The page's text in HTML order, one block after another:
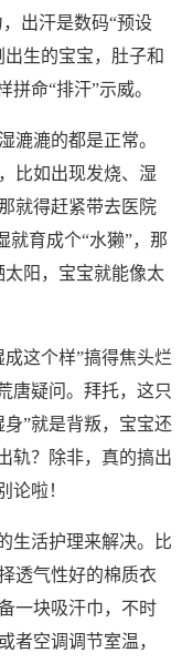
出汗是数码“预设
生的宝宝，肚子和
命“排汗”示威。
漉的都是正常。
比如出现发烧、湿
就得赶紧带去医院
就育成个“水獭”，那
阳，宝宝就能像太
这个样”搞得焦头烂
唐疑问。拜托，这只
”就是背叛，宝宝还
轨？除非，真的搞出
论啦！
生活护理来解决。比
透气性好的棉质衣
一块吸汗巾，不时
者空调调节室温，